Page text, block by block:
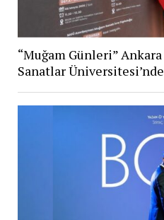
“Muğam Günleri”
Sanatlar